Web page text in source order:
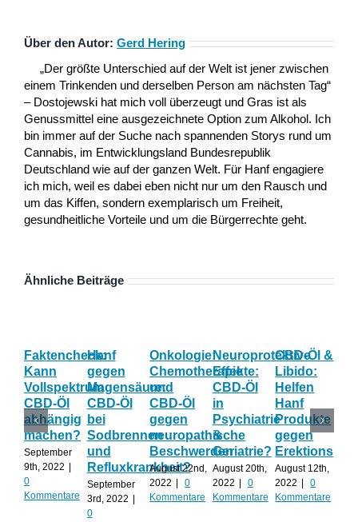
Über den Autor: Gerd Hering
„Der größte Unterschied auf der Welt ist jener zwischen
einem Trinkenden und derselben Person am nächsten Tag“
– Dostojewski hat mich voll überzeugt und Gras ist als
Genussmittel eine ausgezeichnete Option zum Alkohol. Ich
bin immer auf der Suche nach spannenden Storys rund um
Cannabis, im Entwicklungsland Bundesrepublik
Deutschland wie auf der ganzen Welt. Für Hanf engagiere
ich mich, weil es dabei eben nicht nur um den Rausch und
um das Kiffen, sondern exemplarisch um Freiheit,
gesundheitliche Vorteile und um die Bürgerrechte geht.
Ähnliche Beiträge
Faktencheck:
Kann
Vollspektrum
CBD-Öl
abhängig
machen?
September
9th, 2022
0
Kommentare
Hanf
gegen
Magensäure:
CBD-Öl
bei
Sodbrennen
und
Refluxkrankheit?
September
3rd, 2022
0
Onkologie:
Chemotherapie
und
CBD-Öl
gegen
neuropathische
Beschwerden
August 22nd,
2022
0
Kommentare
Neuroprotektive
Effekte:
CBD-Öl
in
Psychiatrie
&
Geriatrie?
August 20th,
2022
0
Kommentare
CBD-Öl &
Libido:
Helfen
Hanf
Produkte
gegen
August 12th,
2022
0
Kommentare